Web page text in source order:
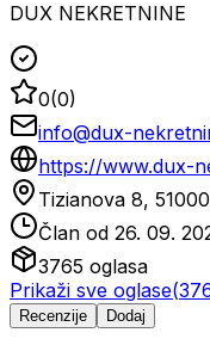
DUX NEKRETNINE
0(0)
info@dux-
https://www.dux-
Tizianova 8,
Član od 26. 09.
3765 oglasa
Prikaži sve oglase(
Recenzije Dodaj